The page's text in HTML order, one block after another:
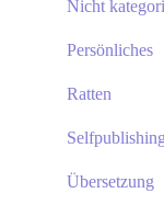
Nicht
Persönliches
Ratten
Selfpublishing
Übersetzung